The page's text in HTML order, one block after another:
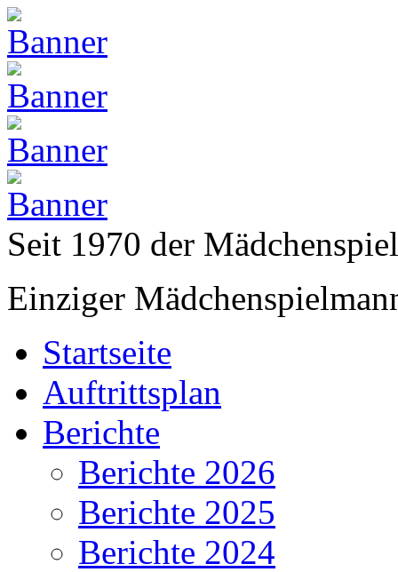
Seit 1970 der
Einziger
Startseite
Auftrittsplan
Berichte
Berichte 2026
Berichte 2025
Berichte 2024